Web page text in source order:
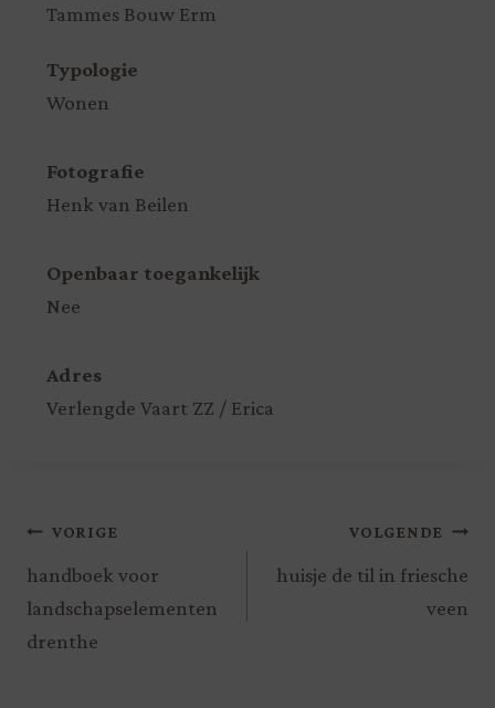
Tammes Bouw Erm
Typologie
Wonen
Fotografie
Henk van Beilen
Openbaar toegankelijk
Nee
Adres
Verlengde Vaart ZZ / Erica
VORIGE
handboek voor
landschapselementen
drenthe
VOLGENDE
huisje de til in friesche
veen